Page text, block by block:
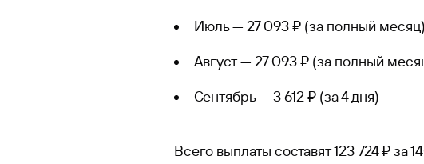
Июль — 27 093 ₽ (за полный месяц)
Август — 27 093 ₽ (за полный
Сентябрь — 3 612 ₽ (за 4 дня)
Всего выплаты составят 123 724 ₽ за